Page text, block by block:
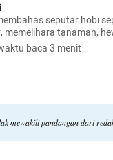
seputar hobi
memelihara tanaman,
meracik kopi.
baca 3 menit
mewakili pandangan dari